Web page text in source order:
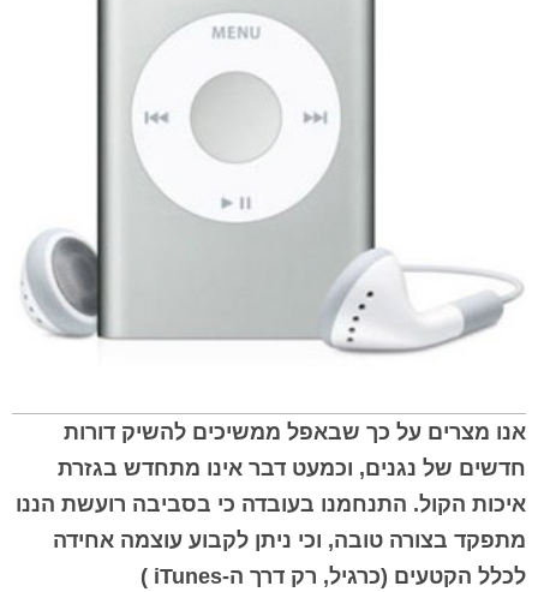
אנו מצרים על כך שבאפל ממשיכים להשיק דורות
חדשים של נגנים, וכמעט דבר אינו מתחדש בגזרת
איכות הקול. התנחמנו בעובדה כי בסביבה רועשת הננו
מתפקד בצורה טובה, וכי ניתן לקבוע עוצמה אחידה
לכלל הקטעים (כרגיל, רק דרך ה-iTunes
)